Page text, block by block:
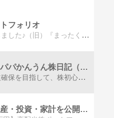
フォリオ
ブログ引っ越しました♪（旧）『まったくフツーの会社員が、NISAとiDeCoとIPO(&時々FX)で投資入門してみた件。』
サラリーマンパパかんうん株日記（ＰａｙＰａｙ証券物語）
月一万円の利益確保を目指して、株初心者サラリーマンが予備知識無しに勘と運にたより、小額の米国株をPayPay証券（旧：ワンタップバイ）で日々経験を積みながら運用している日記です
うずめろの資産・投資・家計を公開して分析するブログ